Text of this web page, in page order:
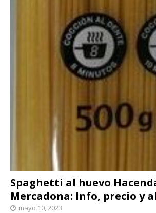
Spaghetti al huevo
Mercadona: Info, precio y
mayo 10, 2023